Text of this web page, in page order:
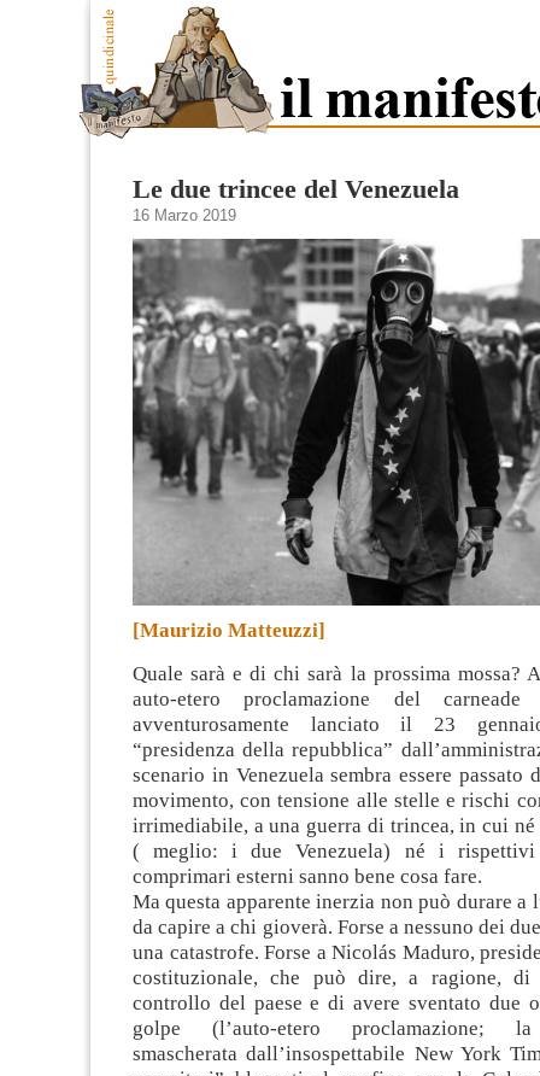
Le due trincee del Venezuela
16 Marzo 2019
[Maurizio Matteuzzi]
Quale sarà e di chi sarà la prossima mossa?
auto-etero proclamazione del carneade
avventurosamente lanciato il 23
“presidenza della repubblica”
scenario in Venezuela sembra essere passato
movimento, con tensione alle stelle e rischi
irrimediabile, a una guerra di trincea, in cui
( meglio: i due Venezuela) né i rispettivi
comprimari esterni sanno bene cosa fare.
Ma questa apparente inerzia non può durare a
da capire a chi gioverà. Forse a nessuno dei
una catastrofe. Forse a Nicolás Maduro,
costituzionale, che può dire, a ragione,
controllo del paese e di avere sventato due
golpe (l’auto-etero proclamazione; la
smascherata dall’insospettabile New York